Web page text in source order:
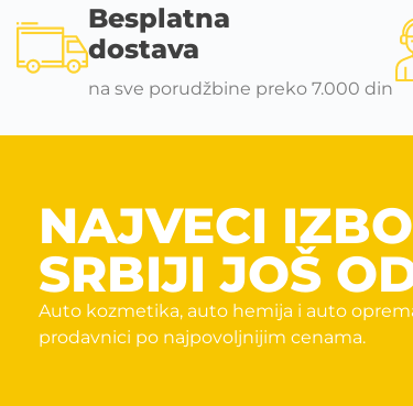
Besplatna
dostava
na sve porudžbine preko 7.000 din
NAJVECI
SRBIJI JOŠ
Auto kozmetika, auto hemija i auto
prodavnici po najpovoljnijim cenama.